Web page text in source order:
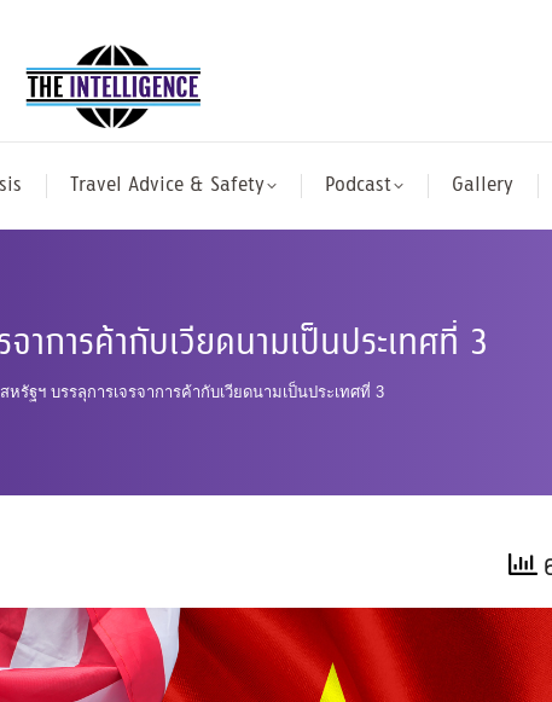
Travel Advice & Safety Podcast Gallery
าการค้ากับเวียดนามเป็นประเทศที่ 3
สหรัฐฯ บรรลุการเจรจาการค้ากับเวียดนามเป็นประเทศที่ 3